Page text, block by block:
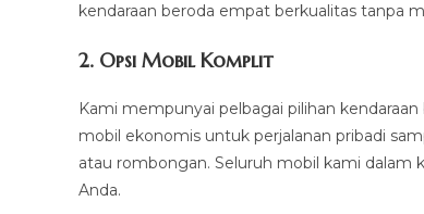
kendaraan beroda empat berkualitas tanpa
2. Opsi Mobil Komplit
Kami mempunyai pelbagai pilihan
mobil ekonomis untuk perjalanan pribadi
atau rombongan. Seluruh mobil kami dalam
Anda.